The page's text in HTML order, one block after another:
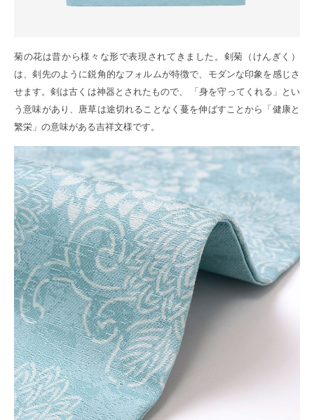
菊の花は昔から様々な形で表現されてきました。剣菊（けんぎく）
は、剣先のように鋭角的なフォルムが特徴で、モダンな印象を感じさ
せます。剣は古くは神器とされたもので、 「身を守ってくれる」とい
う意味があり、唐草は途切れることなく蔓を伸ばすことから「健康と
繁栄」の意味がある吉祥文様です。